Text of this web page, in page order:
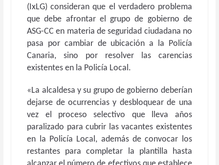
(IxLG) consideran que el verdadero problema
que debe afrontar el grupo de gobierno de
ASG-CC en materia de seguridad ciudadana no
pasa por cambiar de ubicación a la Policía
Canaria, sino por resolver las carencias
existentes en la Policía Local.
«La alcaldesa y su grupo de gobierno deberían
dejarse de ocurrencias y desbloquear de una
vez el proceso selectivo que lleva años
paralizado para cubrir las vacantes existentes
en la Policía Local, además de convocar los
restantes para completar la plantilla hasta